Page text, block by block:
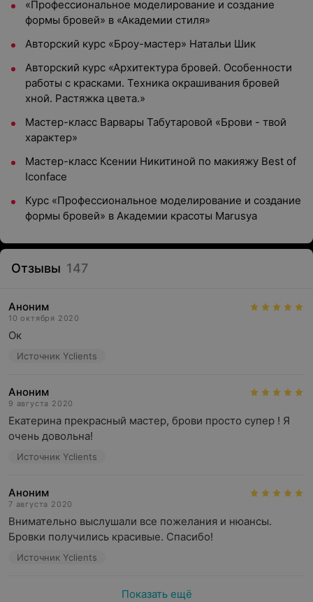
«Профессиональное моделирование и создание
формы бровей» в «Академии стиля»
Авторский курс «Броу-мастер» Натальи Шик
Авторский курс «Архитектура бровей. Особенности
работы с красками. Техника окрашивания бровей
хной. Растяжка цвета.»
Мастер-класс Варвары Табутаровой «Брови - твой
характер»
Мастер-класс Ксении Никитиной по макияжу Best of
Iconface
Курс «Профессиональное моделирование и создание
формы бровей» в Академии красоты Marusya
Отзывы 147
Аноним
10 октября 2020
Ок
Источник Yclients
Аноним
9 августа 2020
Екатерина прекрасный мастер, брови просто супер ! Я
очень довольна!
Источник Yclients
Аноним
7 августа 2020
Внимательно выслушали все пожелания и нюансы.
Бровки получились красивые. Спасибо!
Источник Yclients
Показать ещё